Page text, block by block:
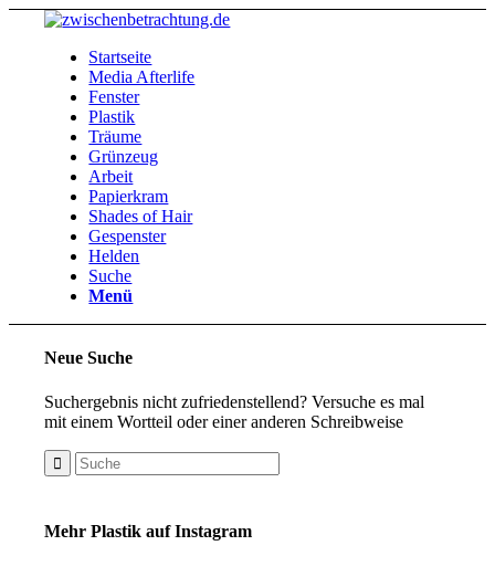
Startseite
Media Afterlife
Fenster
Plastik
Träume
Grünzeug
Arbeit
Papierkram
Shades of Hair
Gespenster
Helden
Suche
Menü
Neue Suche
Suchergebnis nicht zufriedenstellend? Versuche es mal
mit einem Wortteil oder einer anderen Schreibweise
Mehr Plastik auf Instagram